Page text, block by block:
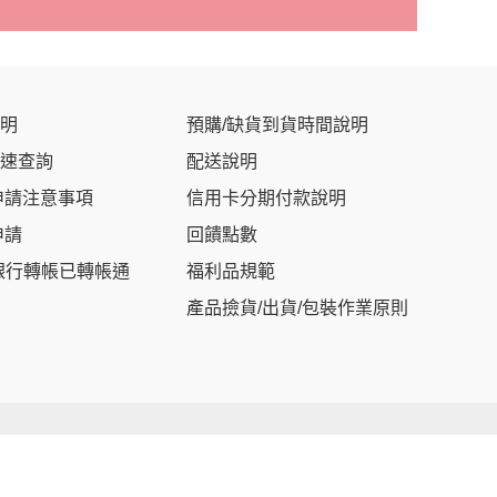
查詢
注意事項
請
行轉帳已轉帳通
預購/缺貨到貨時間說明
配送說明
信用卡分期付款說明
回饋點數
福利品規範
產品撿貨/出貨/包裝作業原則